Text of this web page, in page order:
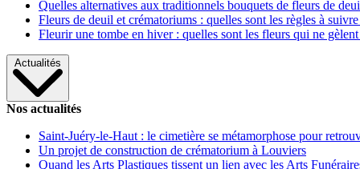
Quelles alternatives aux traditionnels bouquets de fleurs de
Fleurs de deuil et crématoriums : quelles sont les règles à
Fleurir une tombe en hiver : quelles sont les fleurs qui ne gèlent
Actualités
Nos actualités
Saint-Juéry-le-Haut : le cimetière se métamorphose pour
Un projet de construction de crématorium à Louviers
Quand les Arts Plastiques tissent un lien avec les Arts